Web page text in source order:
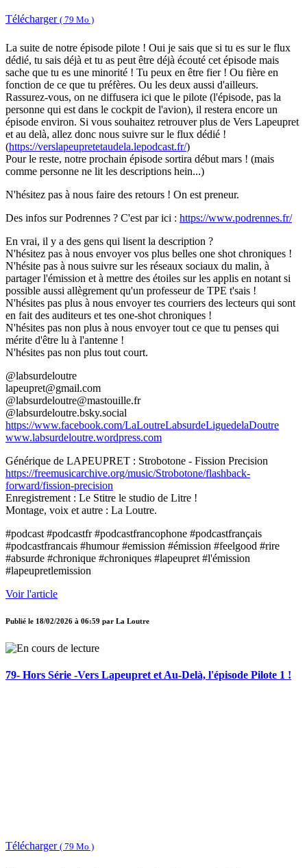
Télécharger ( 79 Mo )
La suite de notre épisode pilote ! Oui je sais que si tu es sur le flux
dédié, tu sais déjà et tu as peut être déjà écouté cet épisode mais
sache que tu es une minorité ! Tu peux en être fier ! Ou fière en
fonction de ce que tu préfères. Ou les deux aussi d'ailleurs.
Rassurez-vous, on ne diffusera ici que le pilote (l'épisode, pas la
personne qui est dans le cockpit de l'avion), il restera encore un
épisode environ. Si vous souhaitez retrouver plus de Vers Lapeupret
et au delà, allez donc nous suivre sur le flux dédié !
(https://verslapeupretetaudela.lepodcast.fr/)
Pour le reste, notre prochain épisode sortira début mars ! (mais
comme personne ne lit les descriptions hein...)
N'hésitez pas à nous faire des retours ! On est preneur.
Des infos sur Podrennes ? C'est par ici : https://www.podrennes.fr/
En vrai, il y a des gens qui lisent la description ?
N'hésitez pas à nous envoyer vos plus belles one shot chroniques !
N'hésite pas à nous suivre sur les réseaux sociaux du malin, à
partager l'émission et à mettre des étoiles sur les applis en notant si
possible aussi allègrement qu'un professeur de TPE t'sais !
N'hésites pas plus à nous envoyer tes courriers des lecteurs qui sont
en fait des auditeurs et tes one-shot chroniques !
N'hésites pas non plus à nous envoyer tout ce que tu penses qui
mérite d'être lu à l'antenne !
N'hésites pas non plus tout court.
@labsurdeloutre
lapeupret@gmail.com
@labsurdeloutre@mastouille.fr
@labsurdeloutre.bsky.social
https://www.facebook.com/LaLoutreLabsurdeLiguedelaDoutre
www.labsurdeloutre.wordpress.com
Générique de LAPEUPRET : Strobotone - Fission Precision
https://freemusicarchive.org/music/Strobotone/flashback-
forward/fission-precision
Enregistrement : Le Stitre le studio de Litre !
Montage, voix et autre : La Loutre.
#podcast #podcastfr #podcastfrancophone #podcastfrançais
#podcastfrancais #humour #emission #émission #feelgood #rire
#absurde #chronique #chroniques #lapeupret #l'émission
#lapeupretlemission
Voir l'article
Publié le 18/02/2026 à 06:59 par La Loutre
79- Hors Série -Vers Lapeupret et Au-Delà, l'épisode Pilote 1 !
Télécharger ( 79 Mo )